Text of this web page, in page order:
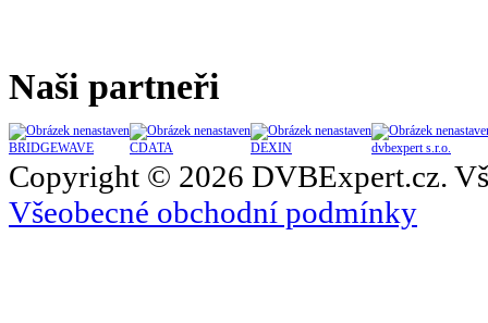
Naši partneři
BRIDGEWAVE CDATA DEXIN dvbexpert s.r.o.
Copyright © 2026 DVBExpert.cz.
Všeobecné obchodní podmínky